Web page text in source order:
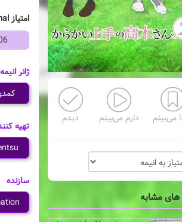
می‌بینم دارم می‌بینم دیدم
های مشابه
امتیاز mal
ژانر انیمه
تهیه
سازنده